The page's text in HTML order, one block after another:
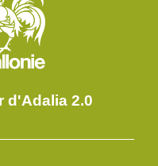
d'Adalia 2.0